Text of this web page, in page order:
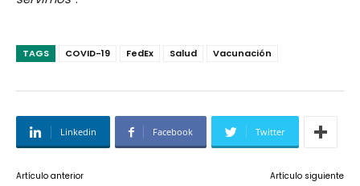
TAGS COVID-19 FedEx Salud Vacunación
Linkedin Facebook Twitter
Artículo anterior Artículo siguiente